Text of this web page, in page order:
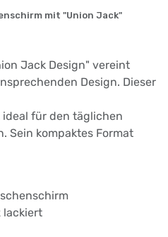
mit "Union Jack"
Jack Design" vereint
Design. Dieser
für den täglichen
Sein kompaktes Format
lackiert